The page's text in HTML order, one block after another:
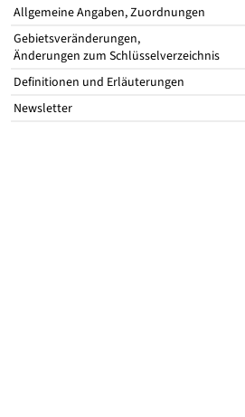
Allgemeine Angaben, Zuordnungen
Gebietsveränderungen,
Änderungen zum Schlüsselverzeichnis
Definitionen und Erläuterungen
Newsletter